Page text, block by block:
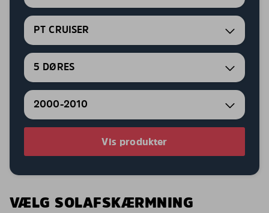
PT CRUISER
5 DØRES
2000-2010
Vis produkter
VÆLG SOLAFSKÆRMNING